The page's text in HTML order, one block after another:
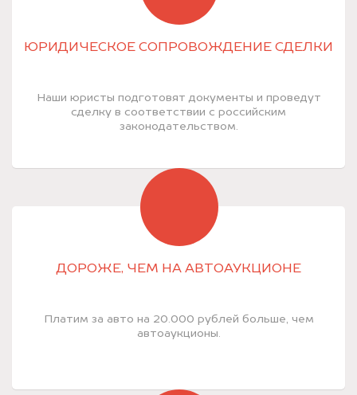
ЮРИДИЧЕСКОЕ СОПРОВОЖДЕНИЕ СДЕЛКИ
Наши юристы подготовят документы и проведут
сделку в соответствии с российским
законодательством.
ДОРОЖЕ, ЧЕМ НА АВТОАУКЦИОНЕ
Платим за авто на 20.000 рублей больше, чем
автоаукционы.